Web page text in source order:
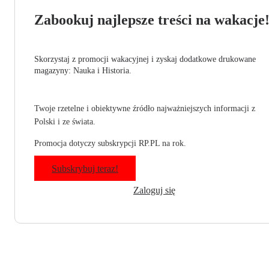
Zabookuj najlepsze treści na wakacje!
Skorzystaj z promocji wakacyjnej i zyskaj dodatkowe drukowane
magazyny: Nauka i Historia.
Twoje rzetelne i obiektywne źródło najważniejszych informacji z
Polski i ze świata.
Promocja dotyczy subskrypcji RP.PL na rok.
Subskrybuj teraz!
Zaloguj się